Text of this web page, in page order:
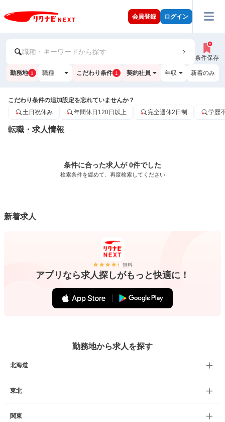
会員登録 ログイン
職種・キーワードから探す
条件保存
勤務地 1 職種 こだわり条件 1 契約社員 年収 新着のみ
こだわり条件の追加設定を忘れていませんか？
土日祝休み
年間休日120日以上 完全週休2日制 学歴
転職・求人情報
条件に合った求人が 0件でした
検索条件を緩めて、再度検索してください
新着求人
無料
アプリなら求人探しがもっと快適に！
勤務地から求人を探す
北海道
東北
関東